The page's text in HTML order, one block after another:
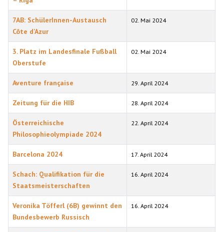
7AB: SchülerInnen-Austausch
Côte d'Azur
02. Mai 2024
3. Platz im Landesfinale Fußball
Oberstufe
02. Mai 2024
Aventure française 29. April 2024
Zeitung für die HIB 28. April 2024
Österreichische
Philosophieolympiade 2024
22. April 2024
Barcelona 2024 17. April 2024
Schach: Qualifikation für die
Staatsmeisterschaften
16. April 2024
Veronika Töfferl (6B) gewinnt den
Bundesbewerb Russisch
16. April 2024